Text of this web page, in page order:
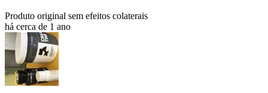
Produto original sem efeitos colaterais
há cerca de 1 ano